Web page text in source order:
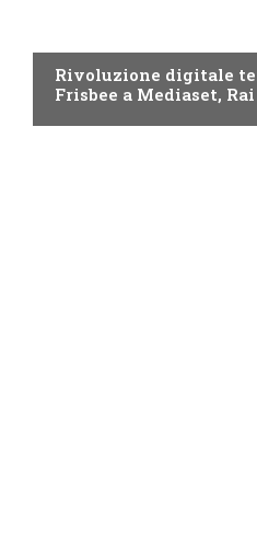
Rivoluzione digitale
Frisbee a Mediaset,